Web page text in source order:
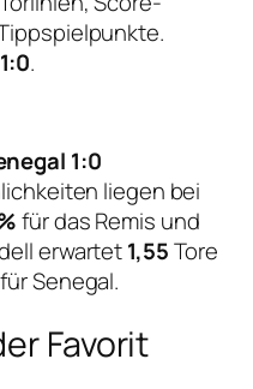
1:0.
1:0
liegen bei
für das Remis und
erwartet1,55Tore
Senegal.
Favorit